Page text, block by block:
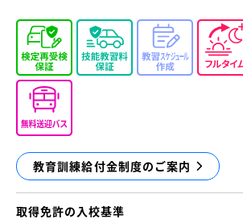
教育訓練給付金制度のご案内
取得免許の入校基準